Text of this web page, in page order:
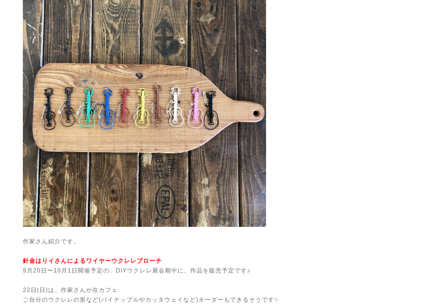
作家さん紹介です。
針金はりイさんによるワイヤーウクレレブローチ
9月20日〜10月1日開催予定の、DIYウクレレ展会期中に、作品を販売予定です♪
22日(日)は、作家さんが在カフェ
ご自分のウクレレの形など(パイナップルやカッタウェイなど)オーダーもできるそうです✨